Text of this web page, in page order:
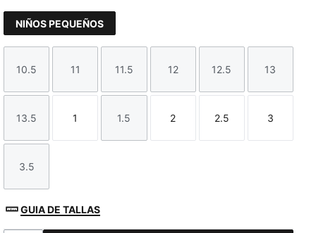
NIÑOS PEQUEÑOS
Talla
10.5
Talla
11
Talla
11.5
Talla
12
Talla
12.5
Talla
13
Talla
13.5
Talla
1
Talla
1.5
Talla
2
Talla
2.5
Talla
3
Talla
3.5
GUIA DE TALLAS